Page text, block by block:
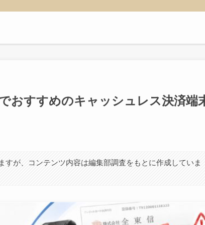
おすすめのキャッシュレス決済端
が、コンテンツ内容は編集部調査をもとに作成していま